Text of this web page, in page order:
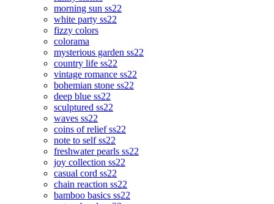
morning sun ss22
white party ss22
fizzy colors
colorama
mysterious garden ss22
country life ss22
vintage romance ss22
bohemian stone ss22
deep blue ss22
sculptured ss22
waves ss22
coins of relief ss22
note to self ss22
freshwater pearls ss22
joy collection ss22
casual cord ss22
chain reaction ss22
bamboo basics ss22